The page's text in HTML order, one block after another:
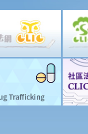
对手，
）而
物，我
项职